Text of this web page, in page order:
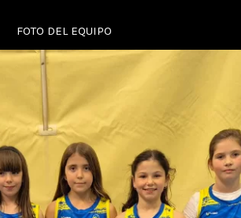
FOTO DEL EQUIPO